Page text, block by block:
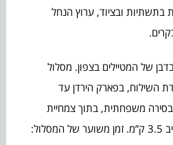
בתשתיות ובציוד, ערוץ הנחל
של המטיילים בצפון. מסלול
השילוח, בפארק הירדן עד
בסירה משפחתית, בתוך צמחיית
נחלים עבותה. אורכו של הנתיב 3.5 ק”מ. זמן משוער של המסלול: